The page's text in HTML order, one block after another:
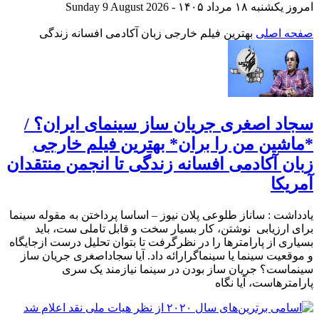
امروز یکشنبه ۱۸ مرداد ۱۴۰۵ - Sunday 9 August 2026
صفحه اصلی بهترین فیلم خارجی زبان آکادمی افسانه زندگی
سجاد اصغری جریان ساز سینمای ایران؟ /
*ماشین من را بران* بهترین فیلم خارجی
زبان آکادمی افسانه زندگی تا انجمن منتقدان
آمریکا
یادداشت : ساناز طلوعی پلان نیوز – اساسا پرداختن به مقوله سینما
برای ارزیابی نوشتن، کار بسیار سخت و قابل تاملی ست، باید
بسیاری از پارامترها را در نظرگرفت تا بتوان تحلیل درست ازجایگاه
و موقعیت سینما یا سینماگرارائه داد. آیا سجاداصغری جریان ساز
سینماست؟ جریان ساز بودن در سینما نیازمند یک سری
پارامترهاست، آیا نگاه